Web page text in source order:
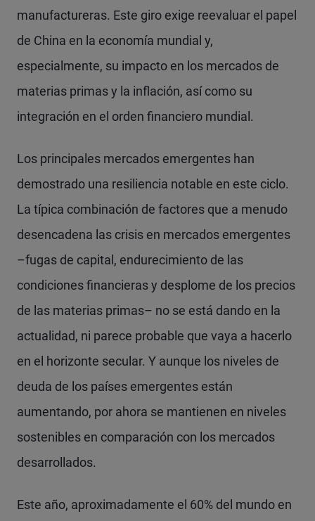
manufactureras. Este giro exige reevaluar el papel
de China en la economía mundial y,
especialmente, su impacto en los mercados de
materias primas y la inflación, así como su
integración en el orden financiero mundial.
Los principales mercados emergentes han
demostrado una resiliencia notable en este ciclo.
La típica combinación de factores que a menudo
desencadena las crisis en mercados emergentes
–fugas de capital, endurecimiento de las
condiciones financieras y desplome de los precios
de las materias primas– no se está dando en la
actualidad, ni parece probable que vaya a hacerlo
en el horizonte secular. Y aunque los niveles de
deuda de los países emergentes están
aumentando, por ahora se mantienen en niveles
sostenibles en comparación con los mercados
desarrollados.
Este año, aproximadamente el 60% del mundo en